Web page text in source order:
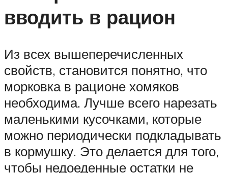
вводить в рацион
Из всех вышеперечисленных
свойств, становится понятно, что
морковка в рационе хомяков
необходима. Лучше всего нарезать
маленькими кусочками, которые
можно периодически подкладывать
в кормушку. Это делается для того,
чтобы недоеденные остатки не